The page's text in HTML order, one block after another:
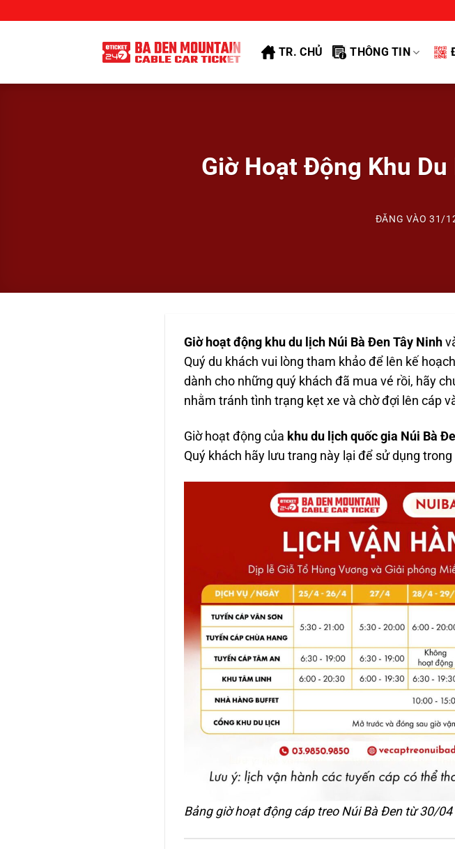
TR. CHỦ THÔNG TIN
Giờ Hoạt Động Khu
ĐĂNG VÀO 31/
Giờ hoạt động khu du lịch Núi Bà Đen Tây Ninh
Quý du khách vui lòng tham khảo để lên kế
dành cho những quý khách đã mua vé rồi, hãy
nhằm tránh tình trạng kẹt xe và chờ đợi lên cáp
Giờ hoạt động của khu du lịch quốc gia Núi Bà
Quý khách hãy lưu trang này lại để sử dụng
Bảng giờ hoạt động cáp treo Núi Bà Đen từ 30/